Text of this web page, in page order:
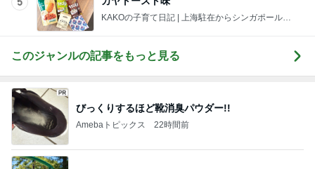
5
KAKOの子育て日記 | 上海駐在からシンガポール駐
このジャンルの記事をもっと見る
びっくりするほど靴消臭パウダー!!
Amebaトピックス 22時間前